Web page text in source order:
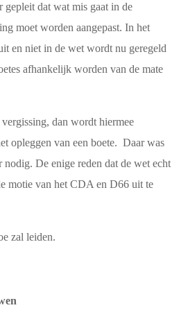
dat wat mis gaat in de
moet worden aangepast. In het
en niet in de wet wordt nu geregeld
afhankelijk worden van de mate
dan wordt hiermee
opleggen van een boete. Daar was
De enige reden dat de wet echt
motie van het CDA en D66 uit te
zal leiden.